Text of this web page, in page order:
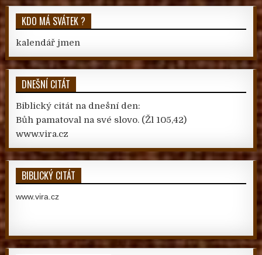
KDO MÁ SVÁTEK ?
kalendář jmen
DNEŠNÍ CITÁT
Biblický citát na dnešní den:
Bůh pamatoval na své slovo. (Žl 105,42)
www.vira.cz
BIBLICKÝ CITÁT
www.vira.cz